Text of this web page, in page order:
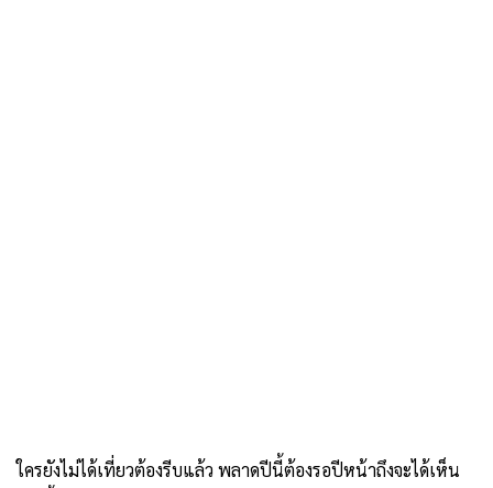
ใครยังไม่ได้เที่ยวต้องรีบแล้ว พลาดปีนี้ต้องรอปีหน้าถึงจะได้เห็น